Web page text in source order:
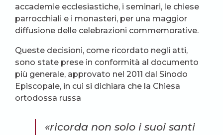
accademie ecclesiastiche, i seminari, le chiese
parrocchiali e i monasteri, per una maggior
diffusione delle celebrazioni commemorative.
Queste decisioni, come ricordato negli atti,
sono state prese in conformità al documento
più generale, approvato nel 2011 dal Sinodo
Episcopale, in cui si dichiara che la Chiesa
ortodossa russa
«ricorda non solo i suoi santi